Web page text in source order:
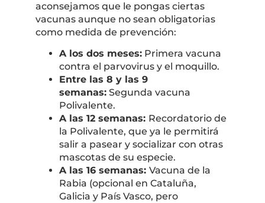
aconsejamos que le pongas ciertas
vacunas aunque no sean obligatorias
como medida de prevención:
A los dos meses: Primera vacuna
contra el parvovirus y el moquillo.
Entre las 8 y las 9
semanas: Segunda vacuna
Polivalente.
A las 12 semanas: Recordatorio de
la Polivalente, que ya le permitirá
salir a pasear y socializar con otras
mascotas de su especie.
A las 16 semanas: Vacuna de la
Rabia (opcional en Cataluña,
Galicia y País Vasco, pero